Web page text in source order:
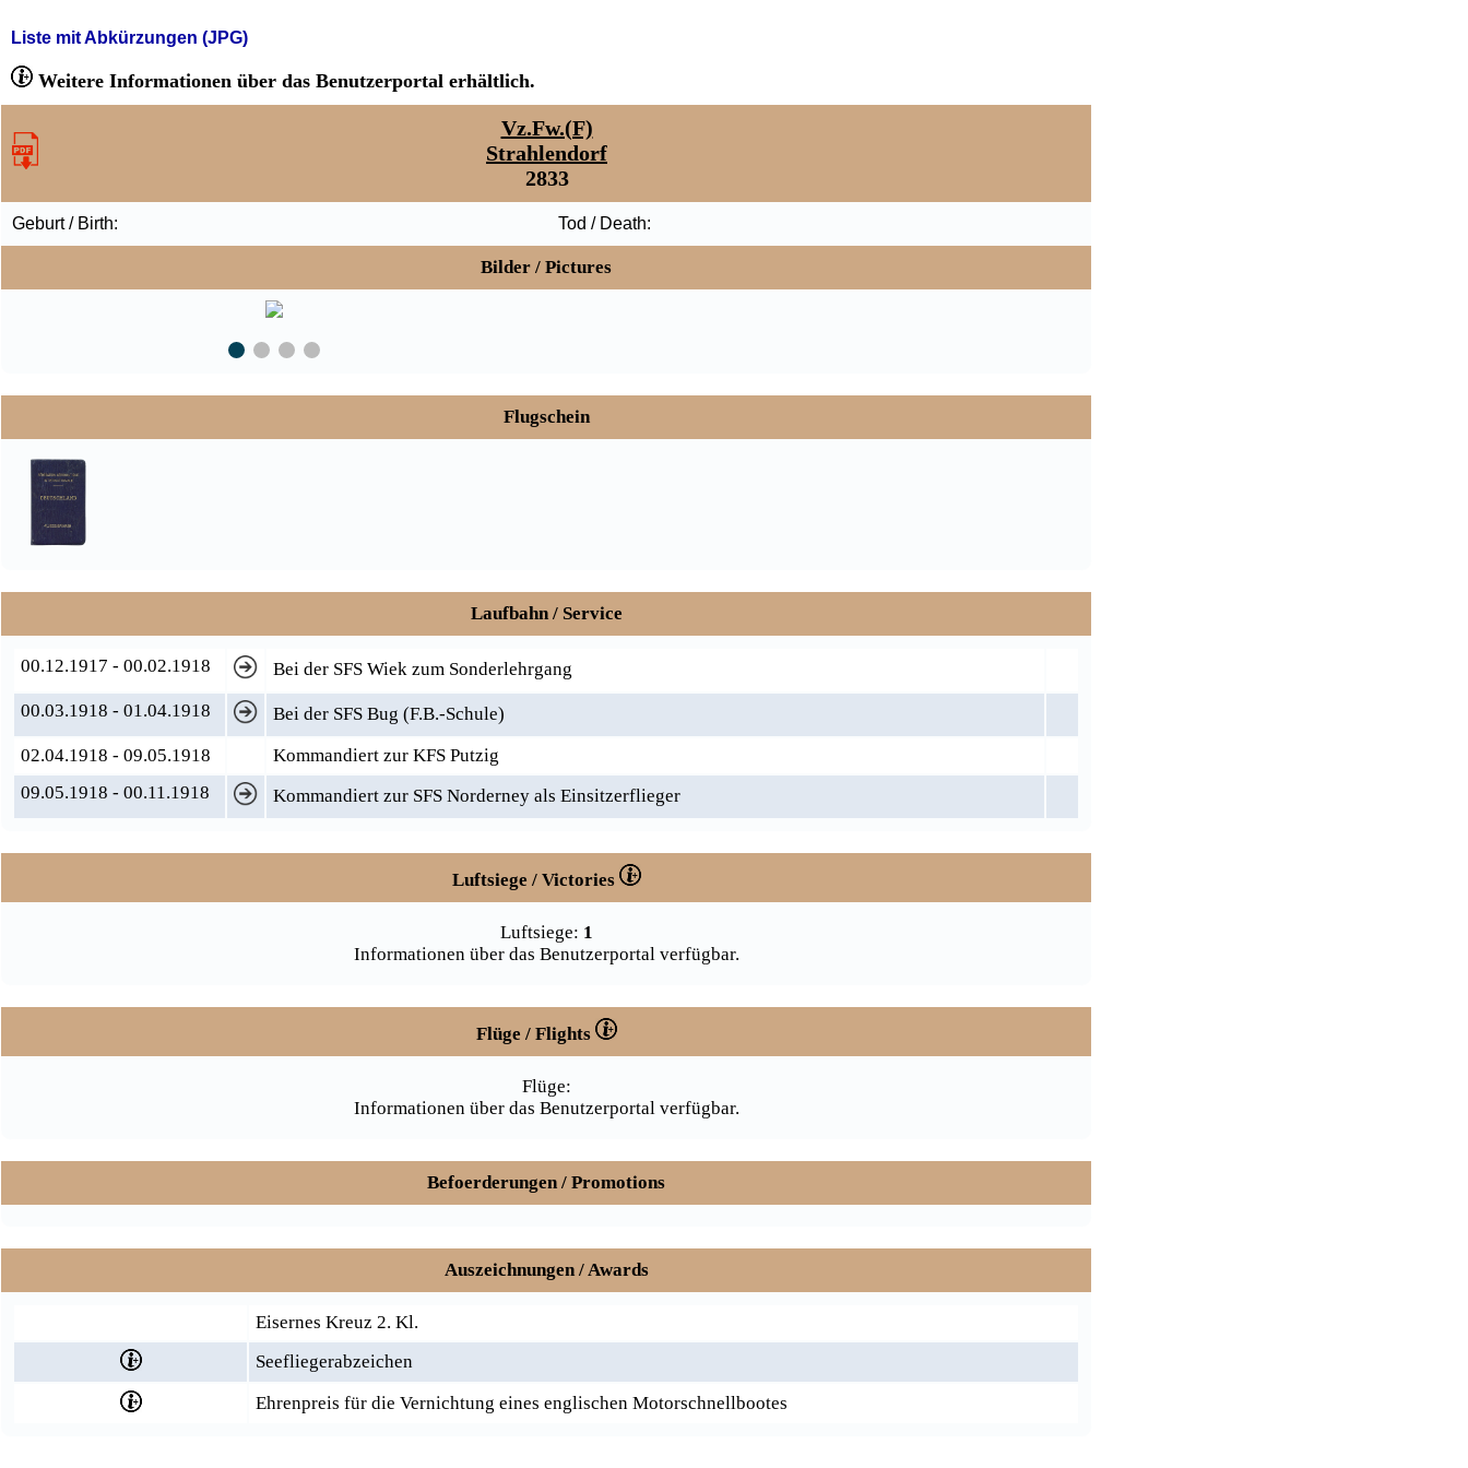
Liste mit Abkürzungen (JPG)
Weitere Informationen über das Benutzerportal erhältlich.
Vz.Fw.(F)
Strahlendorf
2833
Geburt / Birth: Tod / Death:
Bilder / Pictures
Flugschein
Laufbahn / Service
00.12.1917 - 00.02.1918
Bei der SFS Wiek zum Sonderlehrgang
00.03.1918 - 01.04.1918
Bei der SFS Bug (F.B.-Schule)
02.04.1918 - 09.05.1918
Kommandiert zur KFS Putzig
09.05.1918 - 00.11.1918
Kommandiert zur SFS Norderney als Einsitzerflieger
Luftsiege / Victories
Luftsiege: 1
Informationen über das Benutzerportal verfügbar.
Flüge / Flights
Flüge:
Informationen über das Benutzerportal verfügbar.
Befoerderungen / Promotions
Auszeichnungen / Awards
Eisernes Kreuz 2. Kl.
Seefliegerabzeichen
Ehrenpreis für die Vernichtung eines englischen Motorschnellbootes